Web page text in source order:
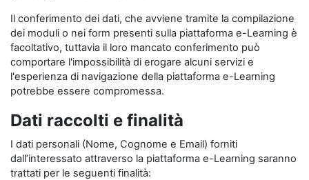
Il conferimento dei dati, che avviene tramite la compilazione
dei moduli o nei form presenti sulla piattaforma e-Learning è
facoltativo, tuttavia il loro mancato conferimento può
comportare l'impossibilità di erogare alcuni servizi e
l'esperienza di navigazione della piattaforma e-Learning
potrebbe essere compromessa.
Dati raccolti e finalità
I dati personali (Nome, Cognome e Email) forniti
dall’interessato attraverso la piattaforma e-Learning saranno
trattati per le seguenti finalità: